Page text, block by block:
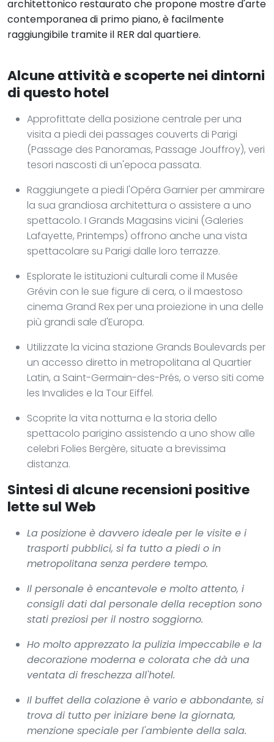
architettonico restaurato che propone mostre d'arte
contemporanea di primo piano, è facilmente
raggiungibile tramite il RER dal quartiere.
Alcune attività e scoperte nei dintorni
di questo hotel
Approfittate della posizione centrale per una
visita a piedi dei passages couverts di Parigi
(Passage des Panoramas, Passage Jouffroy), veri
tesori nascosti di un'epoca passata.
Raggiungete a piedi l'Opéra Garnier per ammirare
la sua grandiosa architettura o assistere a uno
spettacolo. I Grands Magasins vicini (Galeries
Lafayette, Printemps) offrono anche una vista
spettacolare su Parigi dalle loro terrazze.
Esplorate le istituzioni culturali come il Musée
Grévin con le sue figure di cera, o il maestoso
cinema Grand Rex per una proiezione in una delle
più grandi sale d'Europa.
Utilizzate la vicina stazione Grands Boulevards per
un accesso diretto in metropolitana al Quartier
Latin, a Saint-Germain-des-Prés, o verso siti come
les Invalides e la Tour Eiffel.
Scoprite la vita notturna e la storia dello
spettacolo parigino assistendo a uno show alle
celebri Folies Bergère, situate a brevissima
distanza.
Sintesi di alcune recensioni positive
lette sul Web
La posizione è davvero ideale per le visite e i
trasporti pubblici, si fa tutto a piedi o in
metropolitana senza perdere tempo.
Il personale è encantevole e molto attento, i
consigli dati dal personale della reception sono
stati preziosi per il nostro soggiorno.
Ho molto apprezzato la pulizia impeccabile e la
decorazione moderna e colorata che dà una
ventata di freschezza all'hotel.
Il buffet della colazione è vario e abbondante, si
trova di tutto per iniziare bene la giornata,
menzione speciale per l'ambiente della sala.